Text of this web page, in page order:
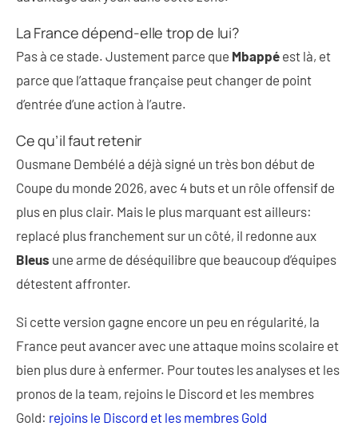
La France dépend-elle trop de lui?
Pas à ce stade. Justement parce que Mbappé est là, et
parce que l’attaque française peut changer de point
d’entrée d’une action à l’autre.
Ce qu’il faut retenir
Ousmane Dembélé a déjà signé un très bon début de
Coupe du monde 2026, avec 4 buts et un rôle offensif de
plus en plus clair. Mais le plus marquant est ailleurs:
replacé plus franchement sur un côté, il redonne aux
Bleus une arme de déséquilibre que beaucoup d’équipes
détestent affronter.
Si cette version gagne encore un peu en régularité, la
France peut avancer avec une attaque moins scolaire et
bien plus dure à enfermer. Pour toutes les analyses et les
pronos de la team, rejoins le Discord et les membres
Gold: rejoins le Discord et les membres Gold